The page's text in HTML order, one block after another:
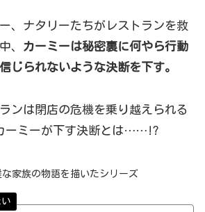
、ナタリーたちがレストランを救
、 カーミーは秘密裏に何やら行動
じられないような決断を下す。
ンは閉店の危機を乗り越えられる
ーミーが下す決断とは……!?
な家族の物語を描いたシリーズ